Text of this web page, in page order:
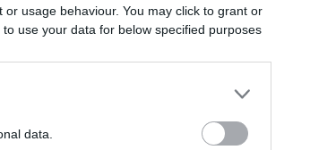
usage behaviour. You may click to grant or
use your data for below specified purposes
data.
követően.
új lágyakon. Mögöttük
2 napja
Megvan, mikor